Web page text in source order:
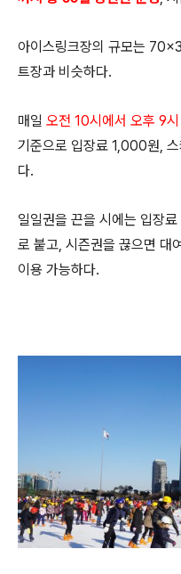
아이스링크장의 규모는
트장과 비슷하다.
매일 오전 10시에서 오후 9
기준으로 입장료 1,000원,
다.
일일권을 끈을 시에는 입장
로 붙고, 시즌권을 끊으면 대
이용 가능하다.